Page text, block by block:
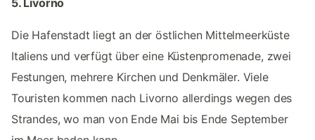
Die Hafenstadt liegt an der östlichen Mittelmeerküste
Italiens und verfügt über eine Küstenpromenade, zwei
Festungen, mehrere Kirchen und Denkmäler. Viele
Touristen kommen nach Livorno allerdings wegen des
Strandes, wo man von Ende Mai bis Ende September